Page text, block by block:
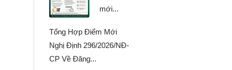
mới...
Tổng Hợp Điểm Mới
Nghị Định 296/2026/NĐ-
CP Về Đăng...